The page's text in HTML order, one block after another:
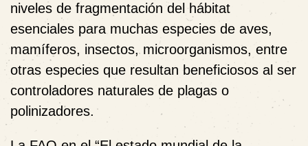
niveles de fragmentación del hábitat
esenciales para muchas especies de aves,
mamíferos, insectos, microorganismos, entre
otras especies que resultan beneficiosos al ser
controladores naturales de plagas o
polinizadores.